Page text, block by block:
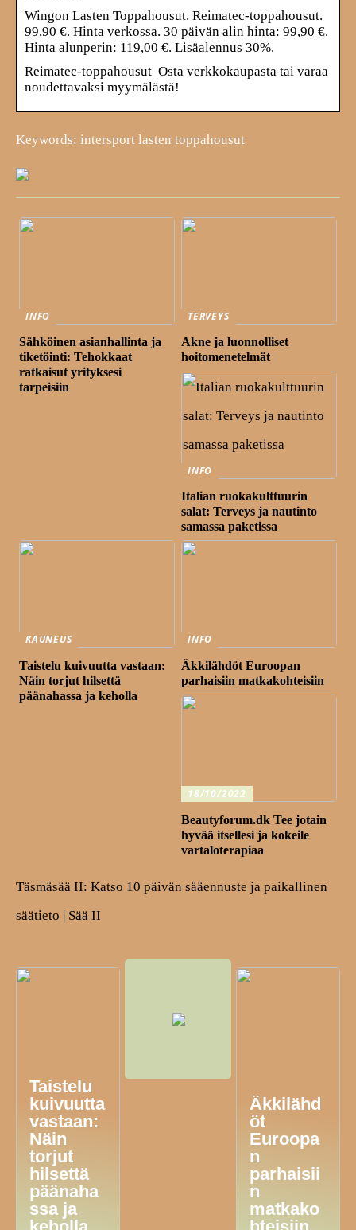
Wingon Lasten Toppahousut. Reimatec-toppahousut.
99,90 €. Hinta verkossa. 30 päivän alin hinta: 99,90 €.
Hinta alunperin: 119,00 €. Lisäalennus 30%.
Reimatec-toppahousut Osta verkkokaupasta tai varaa
noudettavaksi myymälästä!
Keywords: intersport lasten toppahousut
INFO
Sähköinen asianhallinta ja
tiketöinti: Tehokkaat
ratkaisut yrityksesi
tarpeisiin
TERVEYS
Akne ja luonnolliset
hoitomenetelmät
INFO
Italian ruokakulttuurin
salat: Terveys ja nautinto
samassa paketissa
KAUNEUS
Taistelu kuivuutta vastaan:
Näin torjut hilsettä
päänahassa ja keholla
INFO
Äkkilähdöt Euroopan
parhaisiin matkakohteisiin
18/10/2022
Beautyforum.dk Tee jotain
hyvää itsellesi ja kokeile
vartaloterapiaa
Täsmäsää II: Katso 10 päivän sääennuste ja paikallinen
säätieto | Sää II
Taistelu
kuivuutta
vastaan:
Näin
torjut
hilsettä
päänaha
ssa ja
Äkkilähd
öt
Euroopa
n
parhaisii
n
matkako